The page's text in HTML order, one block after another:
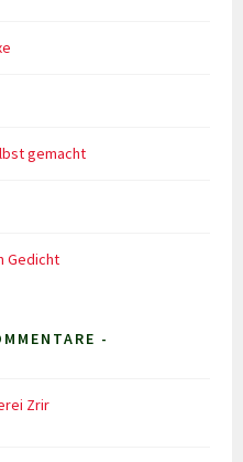
gemacht
Gedicht
-
Zrir